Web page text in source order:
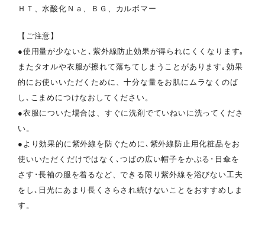
ＨＴ、水酸化Ｎａ、ＢＧ、カルボマー
【ご注意】
●使用量が少ないと､紫外線防止効果が得られにくくなります｡
またタオルや衣服が擦れて落ちてしまうことがあります｡効果
的にお使いいただくために、十分な量をお肌にムラなくのば
し､こまめにつけなおしてください。
●衣服についた場合は、すぐに洗剤でていねいに洗ってくださ
い。
●より効果的に紫外線を防ぐために､紫外線防止用化粧品をお
使いいただくだけではなく､つばの広い帽子をかぶる･日傘を
さす･長袖の服を着るなど、できる限り紫外線を浴びない工夫
をし､日光にあまり長くさらされ続けないことをおすすめしま
す。